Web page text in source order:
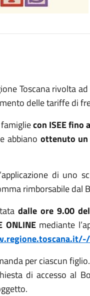
Toscana rivolta
delle tariffe di
con ISEE fino
abbiano ottenuto
di uno
rimborsabile dal
dalle ore 9.00
ONLINE mediante
per ciascun figlio.
di accesso al